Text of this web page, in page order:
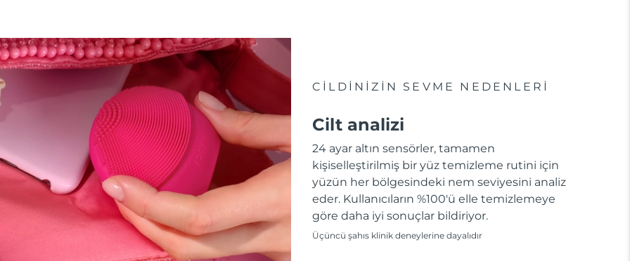
CİLDİNİZİN SEVME NEDENLERİ
Cilt analizi
24 ayar altın sensörler, tamamen
kişiselleştirilmiş bir yüz temizleme rutini için
yüzün her bölgesindeki nem seviyesini analiz
eder. Kullanıcıların %100'ü elle temizlemeye
göre daha iyi sonuçlar bildiriyor.
Üçüncü şahıs klinik deneylerine dayalıdır